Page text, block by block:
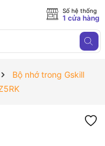
Số hệ thống
1 cửa hàng
Bộ nhớ trong Gskill